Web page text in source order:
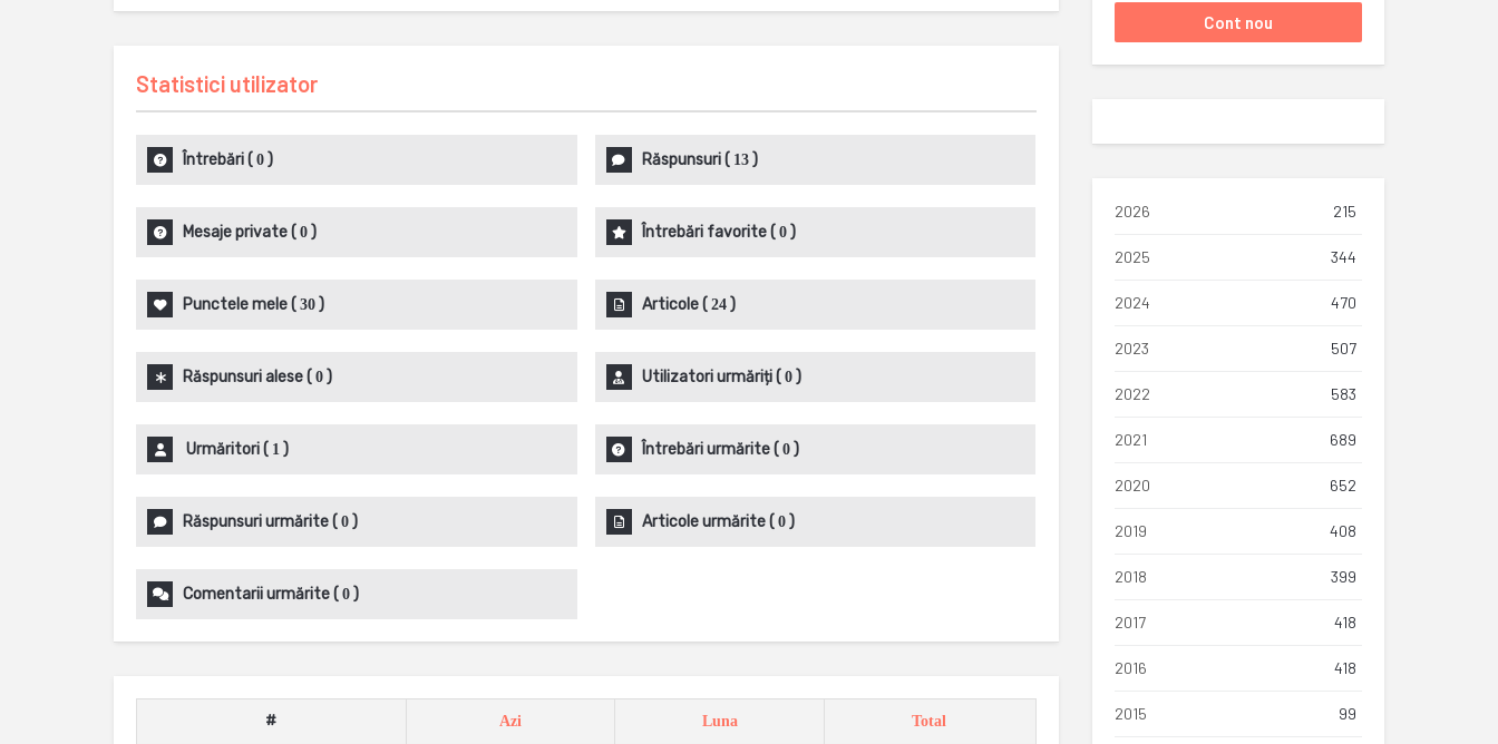
Statistici utilizator
Întrebări( 0 ) Răspunsuri( 13)
Mesaje private( 0 ) Întrebări favorite( 0)
Punctele mele( 30 ) Articole( 24)
Răspunsuri alese( 0 ) Utilizatori urmăriți( 0)
Urmăritori( 1 ) Întrebări urmărite( 0)
Răspunsuri urmărite( 0 ) Articole urmărite( 0)
Comentarii urmărite( 0 )
# Azi Luna Total
2026 215
2025 344
2024 470
2023 507
2022 583
2021 689
2020 652
2019 408
2018 399
2017 418
2016 418
2015 99